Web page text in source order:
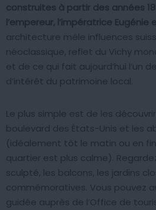
construites à partir des années
l’empereur, l’impératrice
architecture mêle influences
néoclassique, reflet du Vichy
et de ce qui fait aujourd’hui l’un
d’intérêt du patrimoine local.
Le plus simple est de les
boulevard des États-Unis et les
(idéalement tôt le matin ou en
quartier est plus calme).
sculpté, les balcons, les jardins
commémoratives. Vous pouvez
guidée auprès de l’Office de